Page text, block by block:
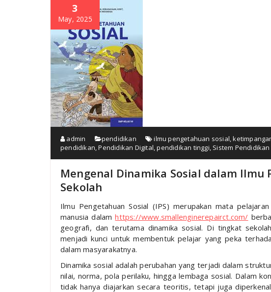
3
May, 2025
admin pendidikan ilmu pengetahuan sosial,
pendidikan,Pendidikan Digital,pendidikan tinggi, Sistem Pendidikan
Mengenal Dinamika Sosial dalam Ilmu
Sekolah
Ilmu Pengetahuan Sosial (IPS) merupakan mata
manusia dalamhttps://www.smallenginerepairct.com/
geografi, dan terutama dinamika sosial. Di tingkat
menjadi kunci untuk membentuk pelajar yang peka
dalam masyarakatnya.
Dinamika sosial adalah perubahan yang terjadi dalam
nilai, norma, pola perilaku, hingga lembaga sosial. Dalam
tidak hanya diajarkan secara teoritis, tetapi juga